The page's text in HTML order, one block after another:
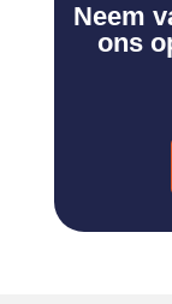
Neem
ons